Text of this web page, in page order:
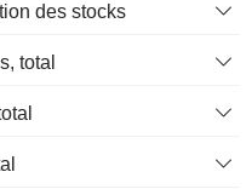
des stocks
total